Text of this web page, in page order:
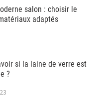
salon : choisir le
adaptés
si la laine de verre est
?